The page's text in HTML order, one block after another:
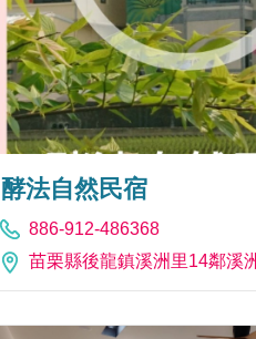
酵法自然民宿
886-912-486368
苗栗縣後龍鎮溪洲里14鄰溪